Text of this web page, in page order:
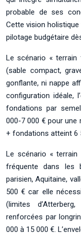
probable de ses
Cette vision
pilotage budgétaire
Le scénario « terrain
(sable compact,
gonflante, ni nappe
configuration idéale,
fondations par
000-7 000 € pour une
+ fondations atteint 6
Le scénario « terrain
fréquente dans les
parisien, Aquitaine,
500 € car elle
(limites
renforcées par
000 à 15 000 €.